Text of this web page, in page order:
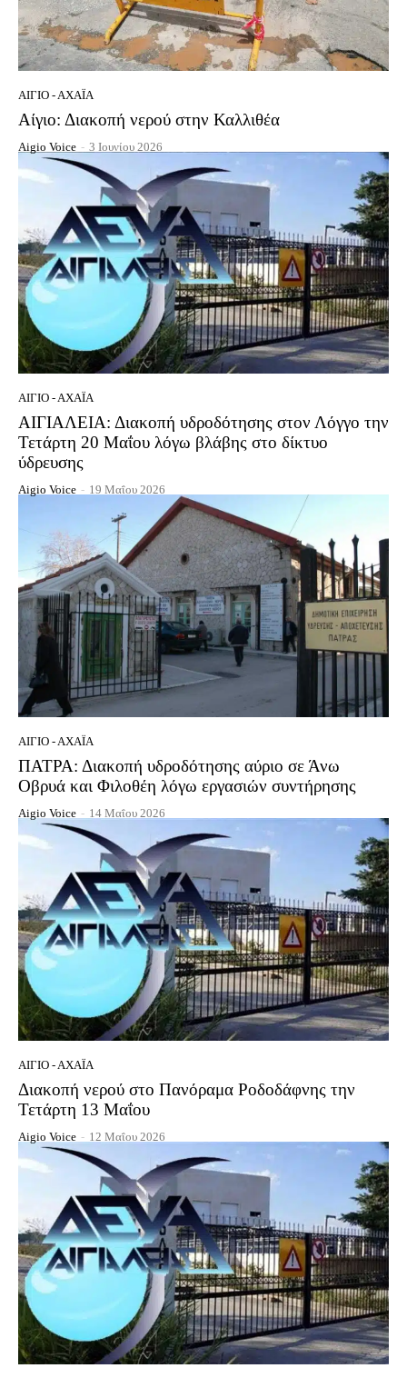
ΑΊΓΙΟ - ΑΧΑΪ́Α
Αίγιο: Διακοπή νερού στην Καλλιθέα
Aigio Voice - 3 Ιουνίου 2026
ΑΊΓΙΟ - ΑΧΑΪ́Α
ΑΙΓΙΑΛΕΙΑ: Διακοπή υδροδότησης στον Λόγγο την
Τετάρτη 20 Μαΐου λόγω βλάβης στο δίκτυο
ύδρευσης
Aigio Voice - 19 Μαΐου 2026
ΑΊΓΙΟ - ΑΧΑΪ́Α
ΠΑΤΡΑ: Διακοπή υδροδότησης αύριο σε Άνω
Οβρυά και Φιλοθέη λόγω εργασιών συντήρησης
Aigio Voice - 14 Μαΐου 2026
ΑΊΓΙΟ - ΑΧΑΪ́Α
Διακοπή νερού στο Πανόραμα Ροδοδάφνης την
Τετάρτη 13 Μαΐου
Aigio Voice - 12 Μαΐου 2026